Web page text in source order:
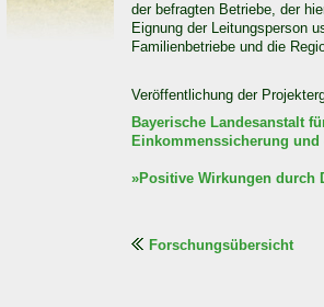
der befragten Betriebe, der
Eignung der Leitungsperson
Familienbetriebe und die
Veröffentlichung der
Bayerische Landesanstalt
Einkommenssicherung
»Positive Wirkungen durch
Forschungsübersicht